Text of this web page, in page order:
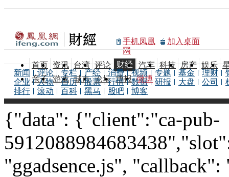
手机凤凰
网
加入桌面
首页 资讯 台湾 评论 财经 汽车 科技 房产 娱乐
亲子 游戏 城市 论坛 博报 微博
新闻 评论 专栏 产经 消费 视频 专题 基金 理财
企业
人物 日历 股票 行情 数据 研报 大盘 公司
排行
滚动 百科 黑马 股吧 博客
{"data": {"client":"ca-pub-
"ggadsence.js", "callback":